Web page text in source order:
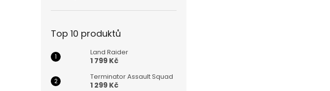
Top 10 produktů
Land Raider
1 799 Kč
Terminator Assault Squad
1 299 Kč